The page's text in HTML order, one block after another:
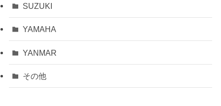
SUZUKI
YAMAHA
YANMAR
その他